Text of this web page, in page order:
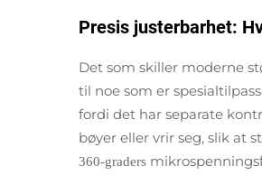
Presis justerbarhet:
Det som skiller moderne
til noe som er
fordi det har separate
bøyer eller vrir seg, slik at
360-graders